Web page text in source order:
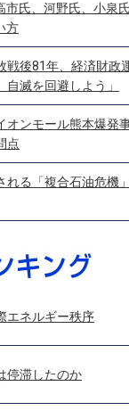
市氏、河野氏、小泉
方
戦後81年、経済財政
自滅を回避しよう」
オンモール熊本爆発
点
れる「複合石油危機
エネルギー秩序
停滞したのか